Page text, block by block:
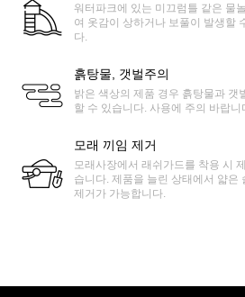
워터파크에 있는 미끄럼틀 같은 물
여 옷감이 상하거나 보풀이 발생할
다.
흙탕물, 갯벌주의
밝은 색상의 제품 경우 흙탕물과 갯
할 수 있습니다. 사용에 주의 바랍니
모래 끼임 제거
모래사장에서 래쉬가드를 착용 시
습니다. 제품을 늘린 상태에서 얇은
제거가 가능합니다.